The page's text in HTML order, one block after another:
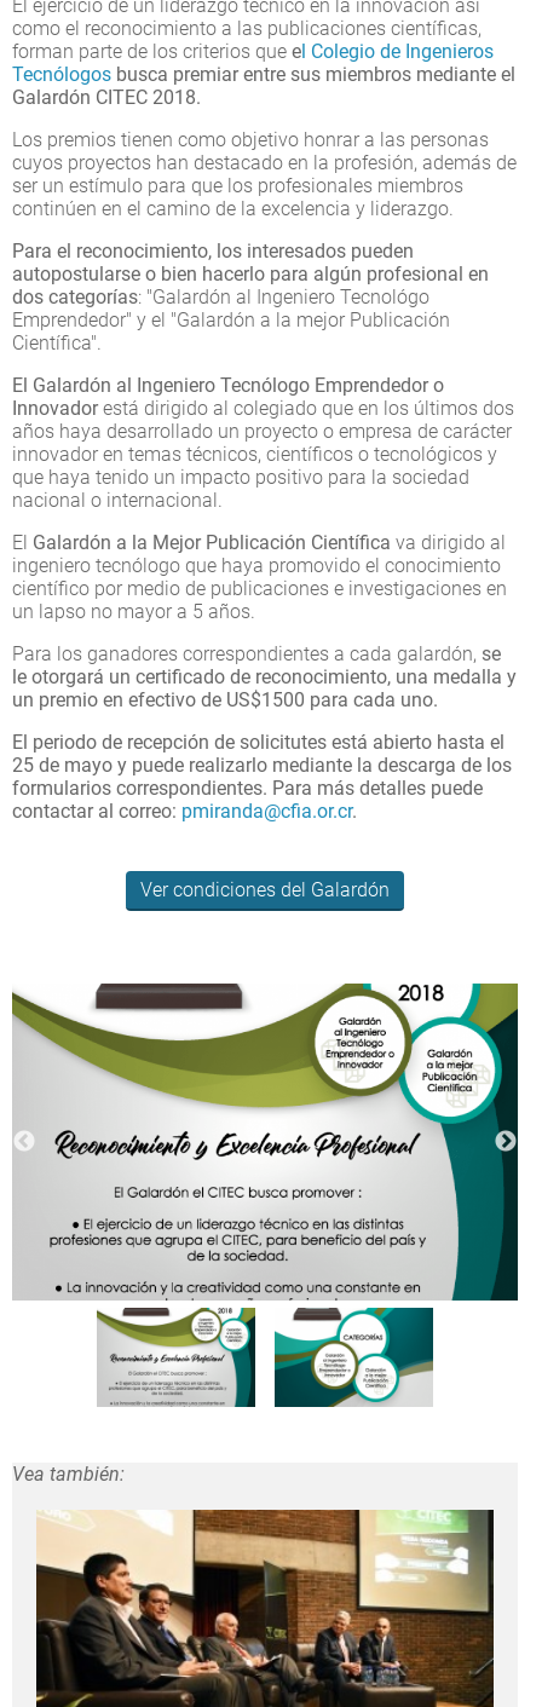
El ejercicio de un liderazgo técnico en la innovación así
como el reconocimiento a las publicaciones científicas,
forman parte de los criterios que el Colegio de Ingenieros
Tecnólogos busca premiar entre sus miembros mediante el
Galardón CITEC 2018.
Los premios tienen como objetivo honrar a las personas
cuyos proyectos han destacado en la profesión, además de
ser un estímulo para que los profesionales miembros
continúen en el camino de la excelencia y liderazgo.
Para el reconocimiento, los interesados pueden
autopostularse o bien hacerlo para algún profesional en
dos categorías: "Galardón al Ingeniero Tecnológo
Emprendedor" y el "Galardón a la mejor Publicación
Científica".
El Galardón al Ingeniero Tecnólogo Emprendedor o
Innovadorestá dirigido al colegiado que en los últimos dos
años haya desarrollado un proyecto o empresa de carácter
innovador en temas técnicos, científicos o tecnológicos y
que haya tenido un impacto positivo para la sociedad
nacional o internacional.
El Galardón a la Mejor Publicación Científica va dirigido al
ingeniero tecnólogo que haya promovido el conocimiento
científico por medio de publicaciones e investigaciones en
un lapso no mayor a 5 años.
Para los ganadores correspondientes a cada galardón, se
le otorgará un certificado de reconocimiento, una medalla y
un premio en efectivo de US$1500 para cada uno.
El periodo de recepción de solicitutes está abierto hasta el
25 de mayo y puede realizarlo mediante la descarga de los
formularios correspondientes. Para más detalles puede
contactar al correo: pmiranda@cfia.or.cr.
Ver condiciones del Galardón
Vea también: